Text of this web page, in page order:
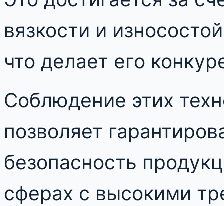
вязкости и
что делает его
Соблюдение этих
позволяет
безопасность
сферах с высокими